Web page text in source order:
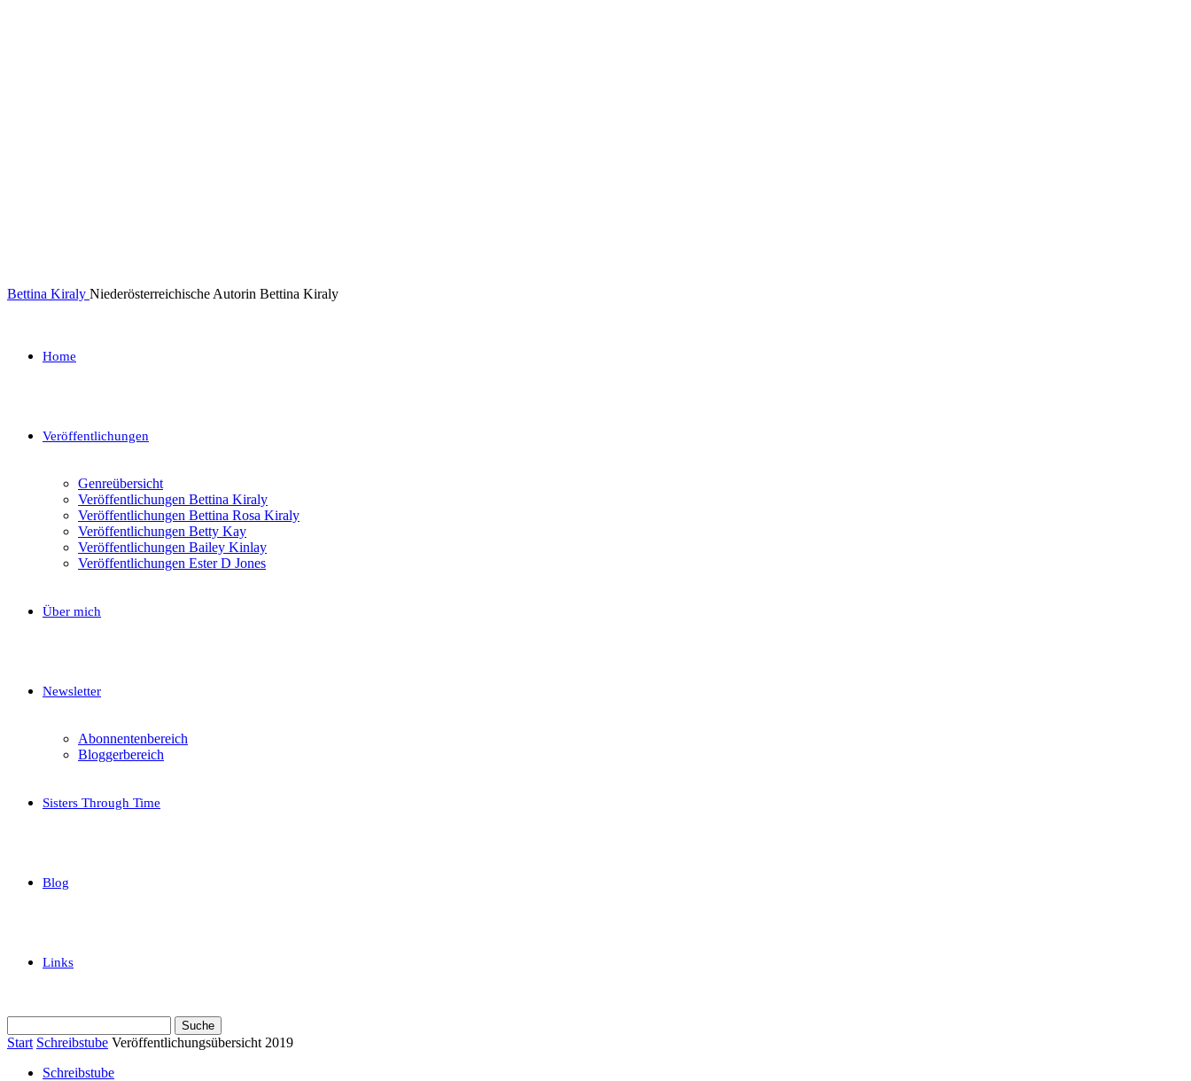
Bettina Kiraly Niederösterreichische Autorin Bettina Kiraly
Home
Veröffentlichungen
Genreübersicht
Veröffentlichungen Bettina Kiraly
Veröffentlichungen Bettina Rosa Kiraly
Veröffentlichungen Betty Kay
Veröffentlichungen Bailey Kinlay
Veröffentlichungen Ester D Jones
Über mich
Newsletter
Abonnentenbereich
Bloggerbereich
Sisters Through Time
Blog
Links
Start Schreibstube Veröffentlichungsübersicht 2019
Schreibstube